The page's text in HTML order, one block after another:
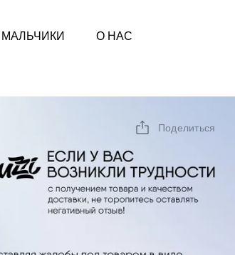
МАЛЬЧИКИ О НАС
Поделиться